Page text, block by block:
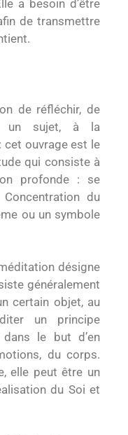
a besoin d’être
de transmettre
de réfléchir, de
un sujet, à la
cet ouvrage est le
qui consiste à
profonde : se
du
ou un symbole
désigne
généralement
certain objet, au
un principe
dans le but d’en
du corps.
elle peut être un
du Soi et